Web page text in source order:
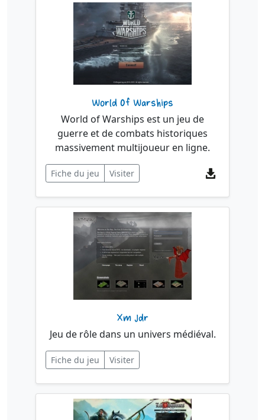
World Of Warships
World of Warships est un jeu de
guerre et de combats historiques
massivement multijoueur en ligne.
Fiche du jeu Visiter
Xm Jdr
Jeu de rôle dans un univers médiéval.
Fiche du jeu Visiter